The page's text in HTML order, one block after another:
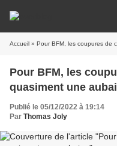
Accueil » Pour BFM, les coupures de
Pour BFM, les
quasiment une
Publié le 05/12/2022 à 19:14
Par Thomas Joly